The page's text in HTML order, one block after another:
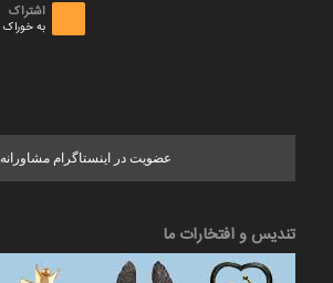
اشتراک
به خوراک RSS
عضویت در اینستاگرام مشاورانه
تندیس و افتخارات ما